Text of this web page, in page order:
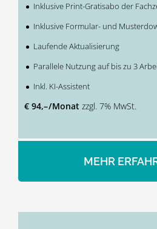
Inklusive Print-Gratisabo der
Inklusive Formular- und
Laufende Aktualisierung
Parallele Nutzung auf bis zu 3
Inkl. KI-Assistent
€ 94,– / Monat zzgl. 7% MwSt.
MEHR